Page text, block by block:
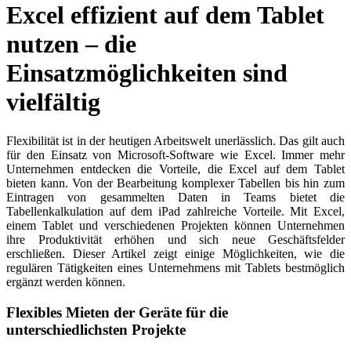
Excel effizient auf dem Tablet
nutzen – die
Einsatzmöglichkeiten sind
vielfältig
Flexibilität ist in der heutigen Arbeitswelt unerlässlich. Das gilt auch
für den Einsatz von Microsoft-Software wie Excel. Immer mehr
Unternehmen entdecken die Vorteile, die Excel auf dem Tablet
bieten kann. Von der Bearbeitung komplexer Tabellen bis hin zum
Eintragen von gesammelten Daten in Teams bietet die
Tabellenkalkulation auf dem iPad zahlreiche Vorteile. Mit Excel,
einem Tablet und verschiedenen Projekten können Unternehmen
ihre Produktivität erhöhen und sich neue Geschäftsfelder
erschließen. Dieser Artikel zeigt einige Möglichkeiten, wie die
regulären Tätigkeiten eines Unternehmens mit Tablets bestmöglich
ergänzt werden können.
Flexibles Mieten der Geräte für die
unterschiedlichsten Projekte